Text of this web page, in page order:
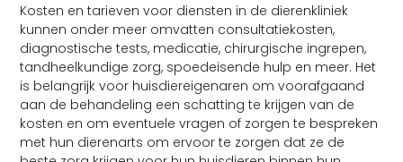
Kosten en tarieven voor diensten in de dierenkliniek
kunnen onder meer omvatten consultatiekosten,
diagnostische tests, medicatie, chirurgische ingrepen,
tandheelkundige zorg, spoedeisende hulp en meer. Het
is belangrijk voor huisdiereigenaren om voorafgaand
aan de behandeling een schatting te krijgen van de
kosten en om eventuele vragen of zorgen te bespreken
met hun dierenarts om ervoor te zorgen dat ze de